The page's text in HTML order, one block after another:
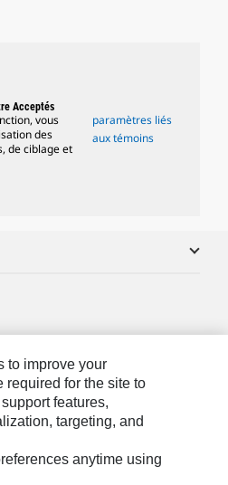
Acceptés
vous
des
de ciblage et
paramètres liés
aux témoins
to improve your
required for the site to
features,
targeting, and
anytime using